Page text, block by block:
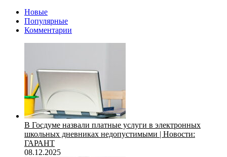
Новые
Популярные
Комментарии
В Госдуме назвали платные услуги в электронных
школьных дневниках недопустимыми | Новости:
ГАРАНТ
08.12.2025